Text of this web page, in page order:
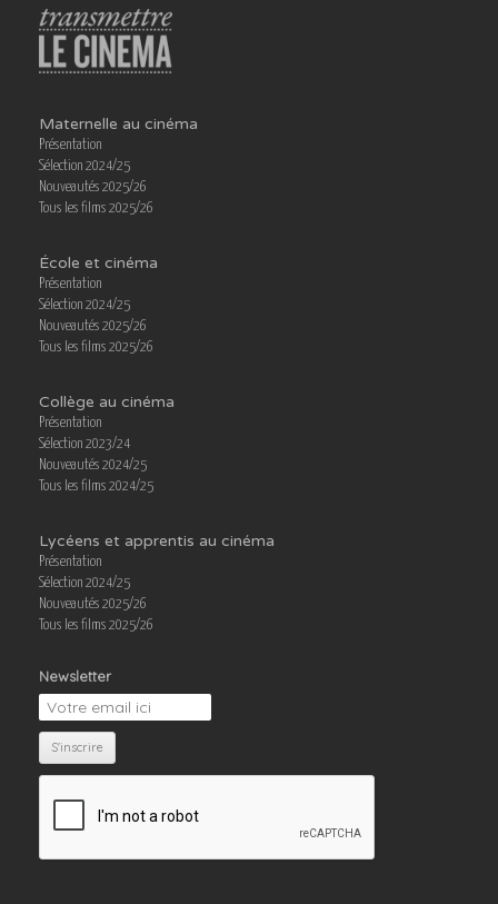
Maternelle au cinéma
Présentation
Sélection 2024/25
Nouveautés 2025/26
Tous les films 2025/26
École et cinéma
Présentation
Sélection 2024/25
Nouveautés 2025/26
Tous les films 2025/26
Collège au cinéma
Présentation
Sélection 2023/24
Nouveautés 2024/25
Tous les films 2024/25
Lycéens et apprentis au cinéma
Présentation
Sélection 2024/25
Nouveautés 2025/26
Tous les films 2025/26
Newsletter